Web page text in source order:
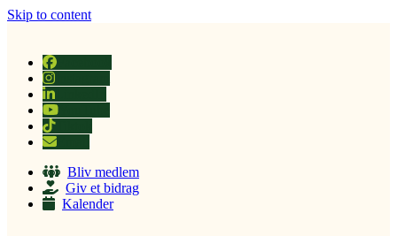
Skip to content
Tiktok
Bliv medlem
Giv et bidrag
Kalender